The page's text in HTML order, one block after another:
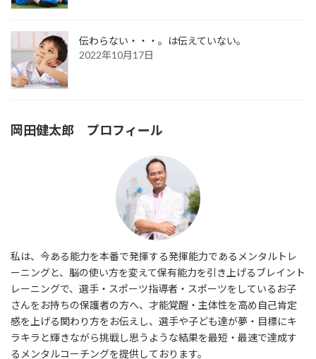
伝わらない・・・。は伝えていない。
2022年10月17日
岡田健太郎 プロフィール
私は、今ある能力を本番で発揮する発揮能力であるメンタルトレ
ーニングと、脳の使い方を変えて保有能力を引き上げるブレイント
レーニングで、選手・スポーツ指導者・スポーツをしているお子
さんをお持ちの保護者の方へ、才能覚醒・主体性を高め自己肯定
感を上げる関わり方をお伝えし、選手や子ども達が夢・目標にキ
ラキラと輝きながら挑戦し思うような結果を最短・最速で達成す
るメンタルコーチングを提供しております。